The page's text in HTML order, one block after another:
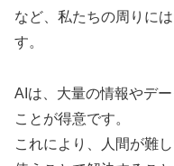
など、私たちの周りに
す。
AIは、大量の情報やデ
ことが得意です。
これにより、人間が難